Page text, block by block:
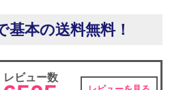
基本の送料無料！
レビュー数